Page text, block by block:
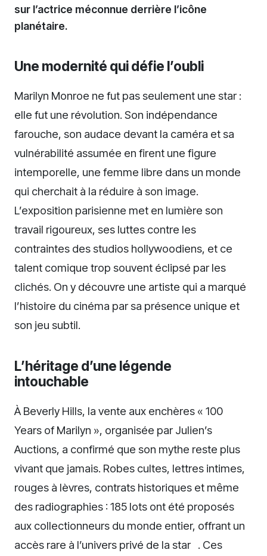
sur l’actrice méconnue derrière l’icône
planétaire.
Une modernité qui défie l’oubli
Marilyn Monroe ne fut pas seulement une star :
elle fut une révolution. Son indépendance
farouche, son audace devant la caméra et sa
vulnérabilité assumée en firent une figure
intemporelle, une femme libre dans un monde
qui cherchait à la réduire à son image.
L’exposition parisienne met en lumière son
travail rigoureux, ses luttes contre les
contraintes des studios hollywoodiens, et ce
talent comique trop souvent éclipsé par les
clichés. On y découvre une artiste qui a marqué
l’histoire du cinéma par sa présence unique et
son jeu subtil.
L’héritage d’une légende
intouchable
À Beverly Hills, la vente aux enchères « 100
Years of Marilyn », organisée par Julien’s
Auctions, a confirmé que son mythe reste plus
vivant que jamais. Robes cultes, lettres intimes,
rouges à lèvres, contrats historiques et même
des radiographies : 185 lots ont été proposés
aux collectionneurs du monde entier, offrant un
accès rare à l’univers privé de la star ⁠. Ces